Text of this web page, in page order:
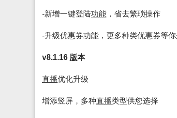
-新增一键登陆功能 ，省去繁琐操作
-升级优惠券功能 ，更多种类优惠券等
v8.1.16 版本
直播优化升级
增添竖屏，多种直播类型供您选择